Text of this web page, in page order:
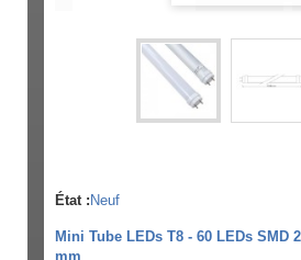
État : Neuf
Mini Tube LEDs T8 - 60 LEDs SMD
mm